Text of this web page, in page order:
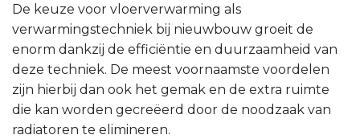
De keuze voor vloerverwarming als
verwarmingstechniek bij nieuwbouw groeit de
enorm dankzij de efficiëntie en duurzaamheid van
deze techniek. De meest voornaamste voordelen
zijn hierbij dan ook het gemak en de extra ruimte
die kan worden gecreëerd door de noodzaak van
radiatoren te elimineren.